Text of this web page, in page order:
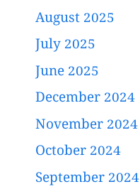
August 2025
July 2025
June 2025
December 2024
November 2024
October 2024
September 2024